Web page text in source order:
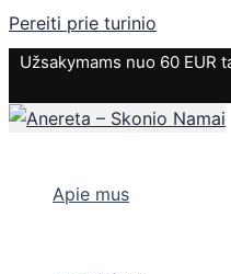
Pereiti prie turinio
Užsakymams nuo 60 EUR
Apie mus